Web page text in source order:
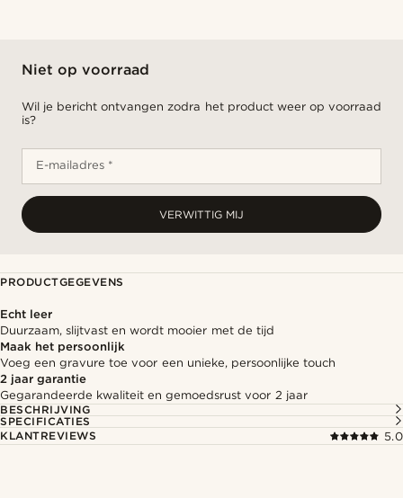
Niet op voorraad
Wil je bericht ontvangen zodra het product weer op voorraad
is?
E-mailadres *
VERWITTIG MIJ
PRODUCTGEGEVENS
Echt leer
Duurzaam, slijtvast en wordt mooier met de tijd
Maak het persoonlijk
Voeg een gravure toe voor een unieke, persoonlijke touch
2 jaar garantie
Gegarandeerde kwaliteit en gemoedsrust voor 2 jaar
BESCHRIJVING
SPECIFICATIES
KLANTREVIEWS
5.0